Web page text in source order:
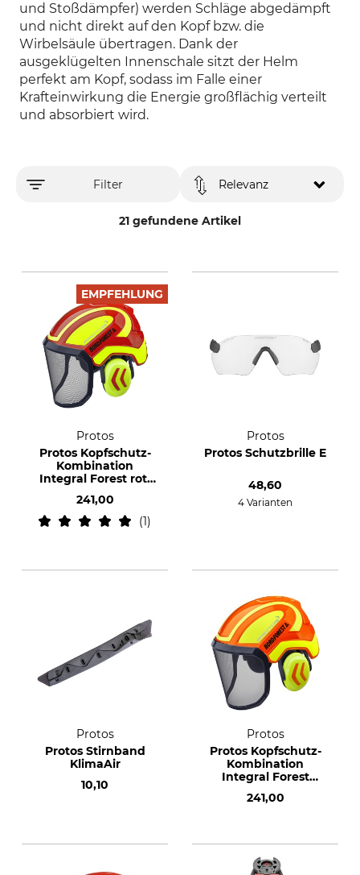
und Stoßdämpfer) werden Schläge abgedämpft
und nicht direkt auf den Kopf bzw. die
Wirbelsäule übertragen. Dank der
ausgeklügelten Innenschale sitzt der Helm
perfekt am Kopf, sodass im Falle einer
Krafteinwirkung die Energie großflächig verteilt
und absorbiert wird.
Filter
21 gefundene Artikel
Relevanz
EMPFEHLUNG
Protos
Protos Kopfschutz-
Kombination
Integral Forest rot-
241,00
1
Protos
Protos Schutzbrille E
48,60
4 Varianten
Protos
Protos Stirnband
KlimaAir
10,10
Protos
Protos Kopfschutz-
Kombination
Integral Forest
241,00